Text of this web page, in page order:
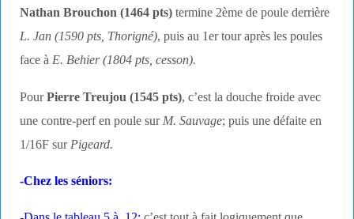
Nathan Brouchon (1464 pts) termine 2ème de poule derrière
L. Jan (1590 pts, Thorigné), puis au 1er tour après les poules
face àE. Behier (1804 pts, cesson).
PourPierre Treujou (1545 pts), c’est la douche froide avec
une contre-perf en poule sur M. Sauvage; puis une défaite en
1/16F sur Pigeard.
-Chez les séniors: